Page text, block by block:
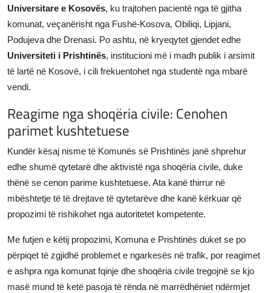
Universitare e Kosovës, ku trajtohen pacientë nga të gjitha
komunat, veçanërisht nga Fushë-Kosova, Obiliqi, Lipjani,
Podujeva dhe Drenasi. Po ashtu, në kryeqytet gjendet edhe
Universiteti i Prishtinës, institucioni më i madh publik i arsimit
të lartë në Kosovë, i cili frekuentohet nga studentë nga mbarë
vendi.
Reagime nga shoqëria civile: Cenohen
parimet kushtetuese
Kundër kësaj nisme të Komunës së Prishtinës janë shprehur
edhe shumë qytetarë dhe aktivistë nga shoqëria civile, duke
thënë se cenon parime kushtetuese. Ata kanë thirrur në
mbështetje të të drejtave të qytetarëve dhe kanë kërkuar që
propozimi të rishikohet nga autoritetet kompetente.
Me futjen e këtij propozimi, Komuna e Prishtinës duket se po
përpiqet të zgjidhë problemet e ngarkesës në trafik, por reagimet
e ashpra nga komunat fqinje dhe shoqëria civile tregojnë se kjo
masë mund të ketë pasoja të rënda në marrëdhëniet ndërmjet